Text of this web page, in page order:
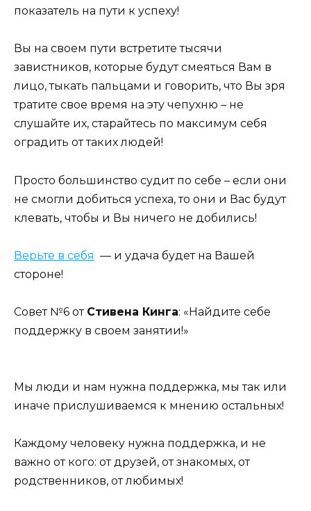
показатель на пути к успеху!
Вы на своем пути встретите тысячи
завистников, которые будут смеяться Вам в
лицо, тыкать пальцами и говорить, что Вы зря
тратите свое время на эту чепухню – не
слушайте их, старайтесь по максимум себя
оградить от таких людей!
Просто большинство судит по себе – если они
не смогли добиться успеха, то они и Вас будут
клевать, чтобы и Вы ничего не добились!
Верьте в себя — и удача будет на Вашей
стороне!
Совет №6 от Стивена Кинга: «Найдите себе
поддержку в своем занятии!»
Мы люди и нам нужна поддержка, мы так или
иначе прислушиваемся к мнению остальных!
Каждому человеку нужна поддержка, и не
важно от кого: от друзей, от знакомых, от
родственников, от любимых!